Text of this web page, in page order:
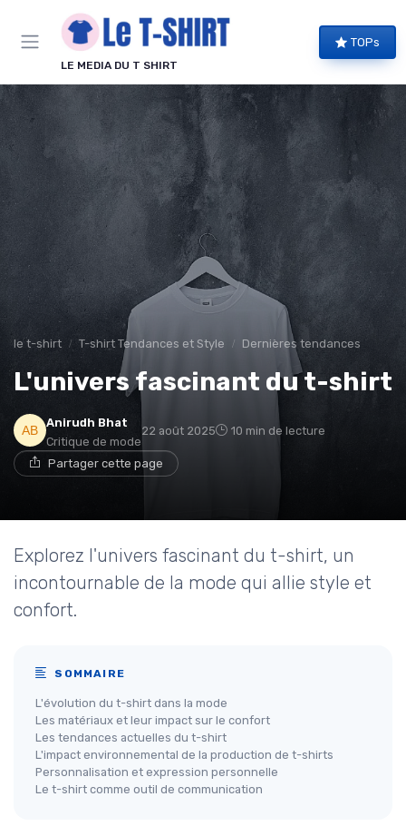
LE MEDIA DU T SHIRT
TOPs
le t-shirt T-shirt Tendances et Style Dernières tendances
L'univers fascinant du t-shirt
Anirudh Bhat
Critique de mode
22 août 2025 10 min de lecture
Partager cette page
Explorez l'univers fascinant du t-shirt, un
incontournable de la mode qui allie style et
confort.
SOMMAIRE
L'évolution du t-shirt dans la mode
Les matériaux et leur impact sur le confort
Les tendances actuelles du t-shirt
L'impact environnemental de la production de t-shirts
Personnalisation et expression personnelle
Le t-shirt comme outil de communication
Panneau de gestion des cookies